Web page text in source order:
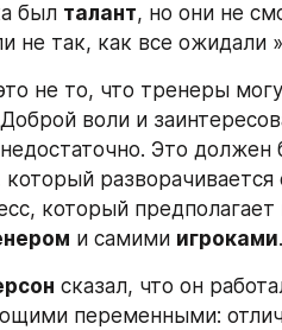
был талант, но они не
не так, как все ожидали
не то, что тренеры
воли и
Это должен
который
который
и самими игроками.
сказал, что он
переменными: